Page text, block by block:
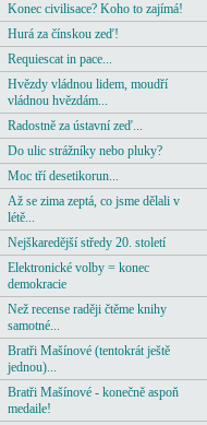
Konec civilisace? Koho to zajímá!
Hurá za čínskou zeď!
Requiescat in pace...
Hvězdy vládnou lidem, moudří
vládnou hvězdám...
Radostně za ústavní zeď...
Do ulic strážníky nebo pluky?
Moc tří desetikorun...
Až se zima zeptá, co jsme dělali v
létě...
Nejškaredější středy 20. století
Elektronické volby = konec
demokracie
Než recense raději čtěme knihy
samotné...
Bratři Mašínové (tentokrát ještě
jednou)...
Bratři Mašínové - konečně aspoň
medaile!